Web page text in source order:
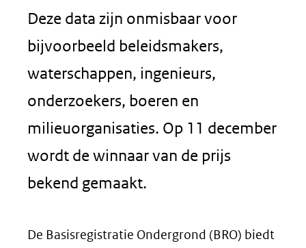
Deze data zijn onmisbaar voor
bijvoorbeeld beleidsmakers,
waterschappen, ingenieurs,
onderzoekers, boeren en
milieuorganisaties. Op 11 december
wordt de winnaar van de prijs
bekend gemaakt.
De Basisregistratie Ondergrond (BRO) biedt